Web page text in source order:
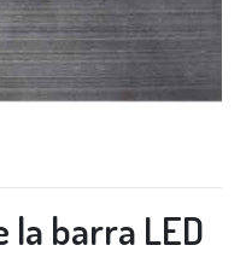
la barra LED